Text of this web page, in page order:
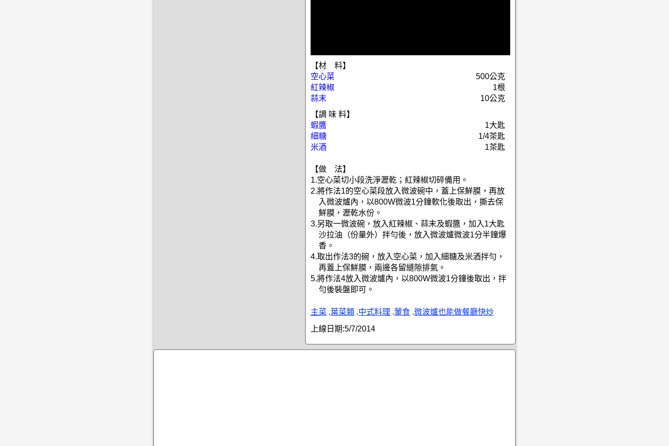
【材 料】
空心菜
500公克
紅辣椒
1根
蒜末
10公克
【調 味 料】
蝦醬
1大匙
細糖
1/4茶匙
米酒
1茶匙
【做 法】
1.空心菜切小段洗淨瀝乾；紅辣椒切碎備用。
2.將作法1的空心菜段放入微波碗中，蓋上保鮮膜，再放
入微波爐內，以800W微波1分鐘軟化後取出，撕去保
鮮膜，瀝乾水份。
3.另取一微波碗，放入紅辣椒、蒜末及蝦醬，加入1大匙
沙拉油（份量外）拌勻後，放入微波爐微波1分半鐘爆
香。
4.取出作法3的碗，放入空心菜，加入細糖及米酒拌勻，
再蓋上保鮮膜，兩邊各留縫隙排氣。
5.將作法4放入微波爐內，以800W微波1分鐘後取出，拌
勻後裝盤即可。
主菜 .葉菜類 .中式料理 .葷食 .微波爐也能做餐廳快炒
上線日期:5/7/2014